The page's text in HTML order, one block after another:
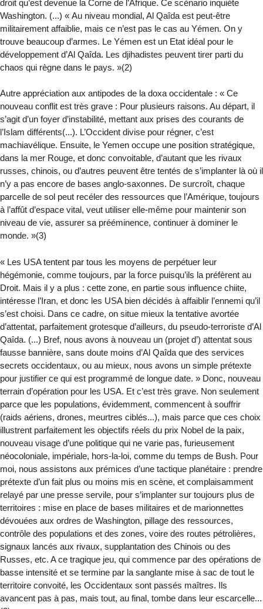
droit qu’est devenue la Corne de l’Afrique. Ce scénario inquiète
Washington. (...) « Au niveau mondial, Al Qaîda est peut-être
militairement affaiblie, mais ce n’est pas le cas au Yémen. On y
trouve beaucoup d’armes. Le Yémen est un Etat idéal pour le
développement d’Al Qaîda. Les djihadistes peuvent tirer parti du
chaos qui règne dans le pays. »(2)
Autre appréciation aux antipodes de la doxa occidentale : « Ce
nouveau conflit est très grave : Pour plusieurs raisons. Au départ, il
s’agit d’un foyer d’instabilité, mettant aux prises des courants de
l’Islam différents(...). L’Occident divise pour régner, c’est
machiavélique. Ensuite, le Yemen occupe une position stratégique,
dans la mer Rouge, et donc convoitable, d’autant que les rivaux
russes, chinois, ou d’autres peuvent être tentés de s’implanter là où il
n’y a pas encore de bases anglo-saxonnes. De surcroît, chaque
parcelle de sol peut recéler des ressources que l’Amérique, toujours
à l’affût d’espace vital, veut utiliser elle-même pour maintenir son
niveau de vie, assurer sa prééminence, continuer à dominer le
monde. »(3)
« Les USA tentent par tous les moyens de perpétuer leur
hégémonie, comme toujours, par la force puisqu’ils la préfèrent au
Droit. Mais il y a plus : cette zone, en partie sous influence chiite,
intéresse l’Iran, et donc les USA bien décidés à affaiblir l’ennemi qu’il
s’est choisi. Dans ce cadre, on situe mieux la tentative avortée
d’attentat, parfaitement grotesque d’ailleurs, du pseudo-terroriste d’Al
Qaîda. (...) Bref, nous avons à nouveau un (projet d’) attentat sous
fausse bannière, sans doute moins d’Al Qaîda que des services
secrets occidentaux, ou au mieux, nous avons un simple prétexte
pour justifier ce qui est programmé de longue date. » Donc, nouveau
terrain d’opération pour les USA. Et c’est très grave. Non seulement
parce que les populations, évidemment, commencent à souffrir
(raids aériens, drones, meurtres ciblés...), mais parce que ces choix
illustrent parfaitement les objectifs réels du prix Nobel de la paix,
nouveau visage d’une politique qui ne varie pas, furieusement
néocoloniale, impériale, hors-la-loi, comme du temps de Bush. Pour
moi, nous assistons aux prémices d’une tactique planétaire : prendre
prétexte d’un fait plus ou moins mis en scène, et complaisamment
relayé par une presse servile, pour s’implanter sur toujours plus de
territoires : mise en place de bases militaires et de marionnettes
dévouées aux ordres de Washington, pillage des ressources,
contrôle des populations et des zones, voire des routes pétrolières,
signaux lancés aux rivaux, supplantation des Chinois ou des
Russes, etc. A ce tragique jeu, qui commence par des opérations de
basse intensité et se termine par la sanglante mise à sac de tout le
territoire convoité, les Occidentaux sont passés maîtres. Ils
avancent pas à pas, mais tout, au final, tombe dans leur escarcelle...